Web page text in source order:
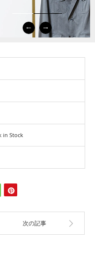
in Stock
次の記事